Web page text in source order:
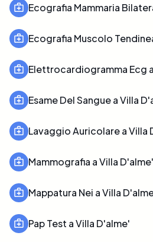
Ecografia Mammaria
Ecografia Muscolo
Elettrocardiogramma Ecg
Esame Del Sangue a Villa
Lavaggio Auricolare a Villa
Mammografia a Villa D'alme'
Mappatura Nei a Villa
Pap Test a Villa D'alme'